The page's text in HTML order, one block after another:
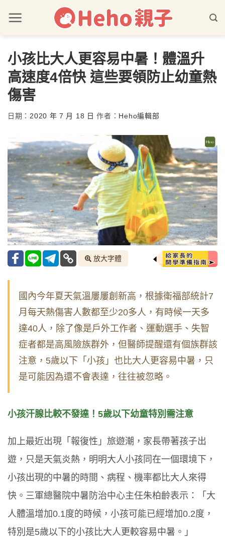
小孩比大人更容易中暑！體溫升
高速度4倍快 這些要領防止幼童熱
傷害
日期： 2020 年 7 月 18 日 作者： Heho編輯部
放大字體
國內今年夏天氣溫屢屢創新高，根據衛福部統計7
月每天熱傷害人數都至少20多人，有時候一天多
達40人，除了像是戶外工作者、運動選手、失智
症者都是高風險族群外，但醫師提醒還有個族群該
注意，5歲以下「小孩」也比大人更容易中暑，只
是可能因為還不會表達，往往被忽略。
小孩汗腺比較不發達！5歲以下幼童特別需注意
加上最近出現「報復性」旅遊潮，家長帶著孩子出
遊，只是天氣炎熱，明明大人小孩同在一個環境下，
小孩出現的中暑的時間、病程、機率都比大人來得
快。三軍總醫院中暑防治中心主任朱柏齡表示：「大
人體溫增加0.1度的時候，小孩可能已經增加0.2度，
特別是5歲以下的小孩比大人更較容易中暑。」